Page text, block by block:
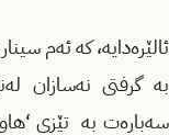
ئالێرەدایە، کە ئەم
بە گرفتی نەسازان
سەبارەت بە تێزی